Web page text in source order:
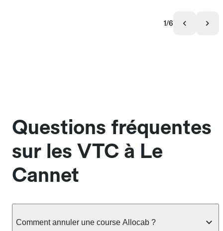
1/6
Questions fréquentes
sur les VTC à Le
Cannet
Comment annuler une course Allocab ?